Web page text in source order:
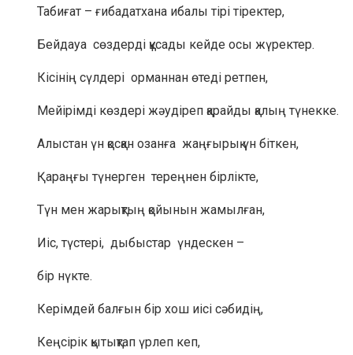
Табиғат – ғибадатхана ибалы тірі тіректер,
Бейдауа сөздерді құсады кейде осы жүректер.
Кісінің сүлдері орманнан өтеді ретпен,
Мейірімді көздері жәудіреп қарайды қалың түнекке.
Алыстан үн қосқан озанға жаңғырық үн біткен,
Қараңғы түнерген тереңнен бірлікте,
Түн мен жарықтың қойынын жамылған,
Иіс, түстері, дыбыстар үндескен –
бір нүкте.
Керімдей балғын бір хош иісі сәбидің,
Кеңсірік қытықтап үрлеп кеп,